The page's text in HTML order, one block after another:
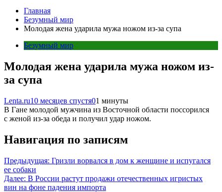
Главная
Безумный мир
Молодая жена ударила мужа ножом из-за супа
Безумный мир
Молодая жена ударила мужа ножом из-
за супа
Lenta.ru10 месяцев спустя01 минуты
В Гане молодой мужчина из Восточной области поссорился
с женой из-за обеда и получил удар ножом.
Навигация по записям
Предыдущая: Гризли ворвался в дом к женщине и испугался
ее собаки
Далее: В России растут продажи отечественных игристых
вин на фоне падения импорта